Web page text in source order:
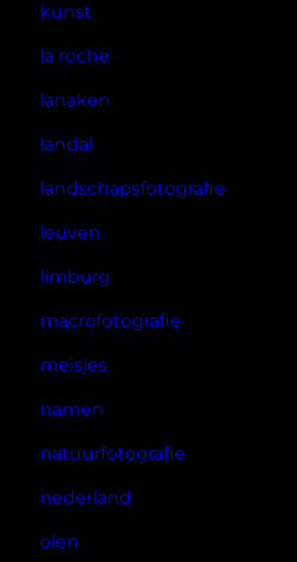
kunst
la roche
lanaken
landal
landschapsfotografie
leuven
limburg
macrofotografie
meisjes
namen
natuurfotografie
nederland
olen